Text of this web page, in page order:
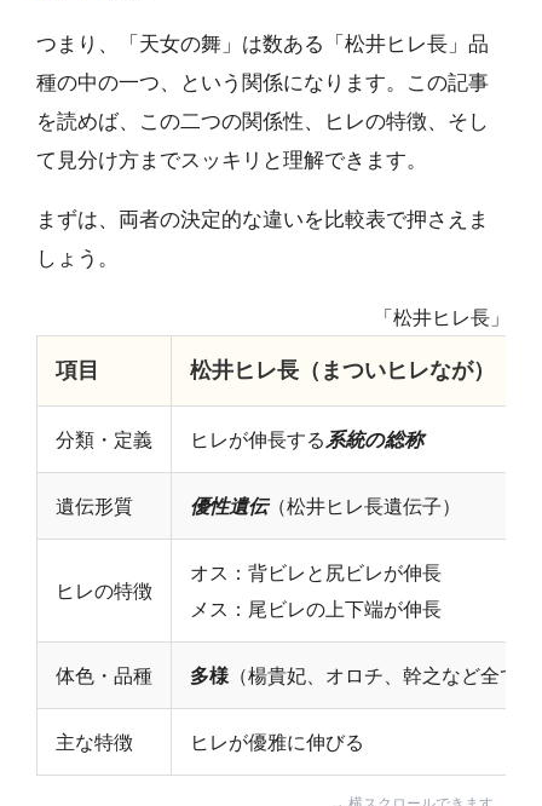
つまり、「天女の舞」は数ある「松井ヒレ長」品
種の中の一つ、という関係になります。この記事
を読めば、この二つの関係性、ヒレの特徴、そし
て見分け方までスッキリと理解できます。
まずは、両者の決定的な違いを比較表で押さえま
しょう。
「松井ヒレ長」と
項目 松井ヒレ長（まついヒレなが）
分類・定義 ヒレが伸長する 系統の総称
遺伝形質 優性遺伝（松井ヒレ長遺伝子）
ヒレの特徴
オス：背ビレと尻ビレが伸長
メス：尾ビレの上下端が伸長
体色・品種 多様 （楊貴妃、オロチ、幹之など全て
主な特徴 ヒレが優雅に伸びる